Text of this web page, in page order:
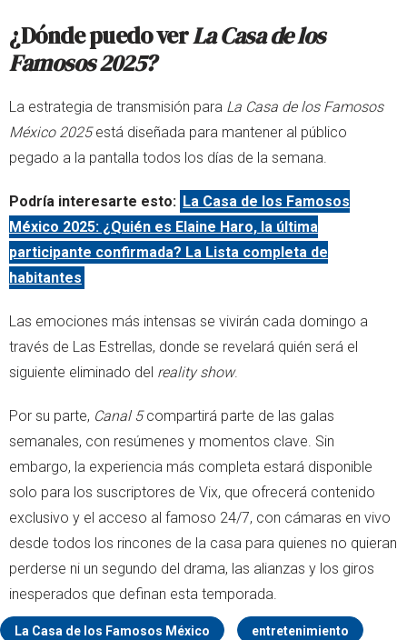
¿Dónde puedo verLa Casa de los
Famosos 2025?
La estrategia de transmisión para La Casa de los Famosos
México 2025está diseñada para mantener al público
pegado a la pantalla todos los días de la semana.
Podría interesarte esto: La Casa de los Famosos
México 2025: ¿Quién es Elaine Haro, la última
participante confirmada? La Lista completa de
habitantes
Las emociones más intensas se vivirán cada domingo a
través de Las Estrellas, donde se revelará quién será el
siguiente eliminado del reality show.
Por su parte, Canal 5compartirá parte de las galas
semanales, con resúmenes y momentos clave. Sin
embargo, la experiencia más completa estará disponible
solo para los suscriptores de Vix, que ofrecerá contenido
exclusivo y el acceso al famoso 24/7, con cámaras en vivo
desde todos los rincones de la casa para quienes no quieran
perderse ni un segundo del drama, las alianzas y los giros
inesperados que definan esta temporada.
La Casa de los Famosos México entretenimiento